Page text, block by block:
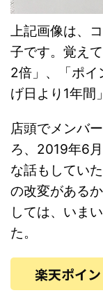
上記画像は、
子です。覚え
2倍」、「ポイ
げ日より1年間
店頭でメンバ
ろ、2019年6
な話もしてい
の改変がある
しては、いま
た。
楽天ポイ